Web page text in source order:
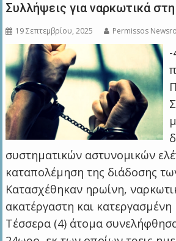
Συλλήψεις για ναρκωτικά
19 Σεπτεμβρίου, 2025 Permissos
-
συστηματικών αστυνομικών
καταπολέμηση της διάδοσης
Κατασχέθηκαν ηρωίνη,
ακατέργαστη και
Τέσσερα (4) άτομα